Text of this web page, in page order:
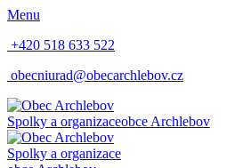
Menu
+420 518 633 522
obecniurad@obecarchlebov.cz
Spolky a organizaceobce Archlebov
Spolky a organizace